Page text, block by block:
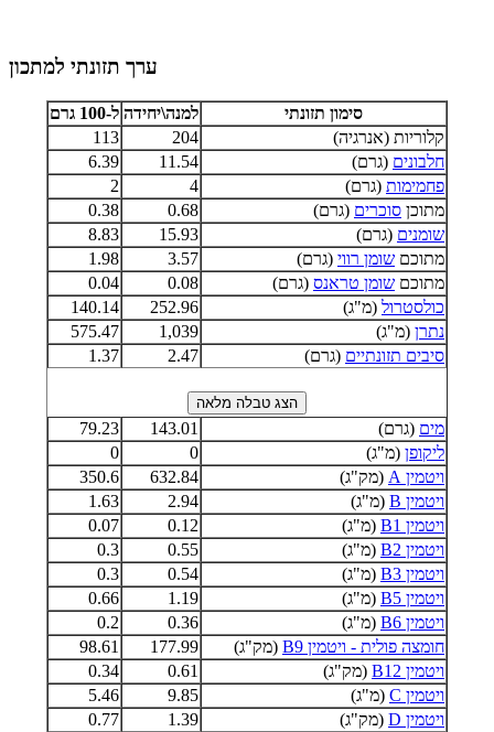
ערך תזונתי למתכון
סימון תזונתי למנה\יחידה ל-100 גרם
קלוריות (אנרגיה)
204
113
חלבונים (גרם) 11.54
6.39
פחמימות (גרם) 4
2
מתוכן סוכרים (גרם) 0.68
0.38
שומנים (גרם) 15.93
8.83
מתוכם שומן רווי (גרם) 3.57
1.98
מתוכם שומן טראנס (גרם) 0.08
0.04
כולסטרול (מ"ג) 252.96
140.14
נתרן (מ"ג) 1,039
575.47
סיבים תזונתיים (גרם) 2.47
1.37
מים (גרם) 143.01
79.23
ליקופן (מ"ג) 0
0
ויטמין A
(מק"ג) 632.84
350.6
ויטמין B
(מ"ג) 2.94
1.63
ויטמין B1
(מ"ג) 0.12
0.07
ויטמין B2
(מ"ג) 0.55
0.3
ויטמין B3
(מ"ג) 0.54
0.3
ויטמין B5
(מ"ג) 1.19
0.66
ויטמין B6
(מ"ג) 0.36
0.2
חומצה פולית - ויטמין B9
(מק"ג) 177.99
98.61
ויטמין B12
(מק"ג) 0.61
0.34
ויטמין C
(מ"ג) 9.85
5.46
ויטמין D
(מק"ג) 1.39
0.77